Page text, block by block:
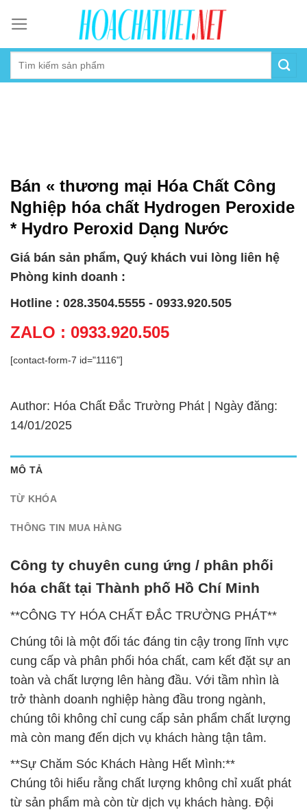
content
Bán « thương mại Hóa Chất Công
Nghiệp hóa chất Hydrogen Peroxide
* Hydro Peroxid Dạng Nước
Giá bán sản phẩm, Quý khách vui lòng liên hệ
Phòng kinh doanh :
Hotline : 028.3504.5555 - 0933.920.505
ZALO : 0933.920.505
[contact-form-7 id="1116"]
Author: Hóa Chất Đắc Trường Phát | Ngày đăng:
14/01/2025
MÔ TẢ
TỪ KHÓA
THÔNG TIN MUA HÀNG
Công ty chuyên cung ứng / phân phối
hóa chất tại Thành phố Hồ Chí Minh
**CÔNG TY HÓA CHẤT ĐẮC TRƯỜNG PHÁT**
Chúng tôi là một đối tác đáng tin cậy trong lĩnh vực
cung cấp và phân phối hóa chất, cam kết đặt sự an
toàn và chất lượng lên hàng đầu. Với tầm nhìn là
trở thành doanh nghiệp hàng đầu trong ngành,
chúng tôi không chỉ cung cấp sản phẩm chất lượng
mà còn mang đến dịch vụ khách hàng tận tâm.
**Sự Chăm Sóc Khách Hàng Hết Mình:**
Chúng tôi hiểu rằng chất lượng không chỉ xuất phát
từ sản phẩm mà còn từ dịch vụ khách hàng. Đội